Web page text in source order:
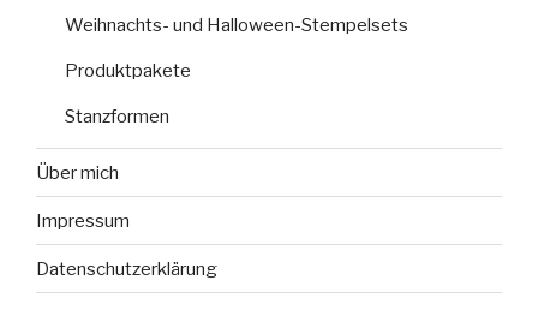
Weihnachts- und Halloween-Stempelsets
Produktpakete
Stanzformen
Über mich
Impressum
Datenschutzerklärung